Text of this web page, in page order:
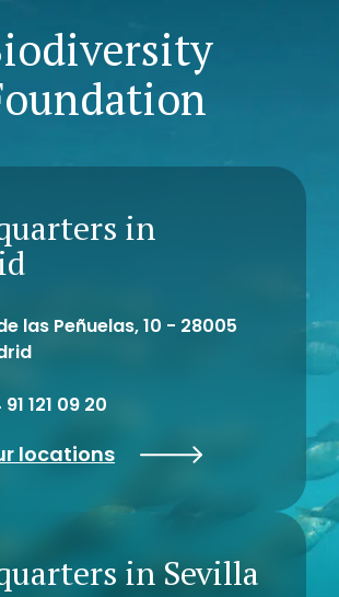
in
las Peñuelas, 10 - 28005
121 09 20
locations
in Sevilla